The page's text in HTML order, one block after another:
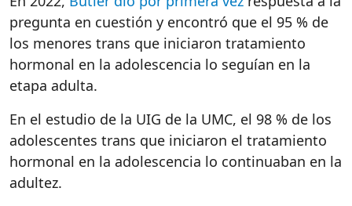
pregunta en cuestión y encontró que el 95 % de
los menores trans que iniciaron tratamiento
hormonal en la adolescencia lo seguían en la
etapa adulta.
En el estudio de la UIG de la UMC, el 98 % de los
adolescentes trans que iniciaron el tratamiento
hormonal en la adolescencia lo continuaban en la
adultez.